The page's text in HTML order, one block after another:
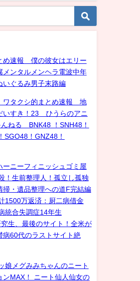
め速報 僕の彼女はエリー
メンタルメンヘラ電波中年
いぐるみ男子末路編
タクシ的まとめ速報 地
いすき！23 ひうらのアニ
んねる BNK48 ！SNH48！
SGO48！GNZ48！
ーニーフィニッシュゴミ屋
！生前整理人！孤立し孤独
掃・遺品整理への道F完結編
1500万返済：厨二病借金
統合失調症14年生
生、最後のサイト！全米が
病60代のラストサイト絶
娘メグみみちゃんのニート
ンMAX！ ニート仙人仙女の